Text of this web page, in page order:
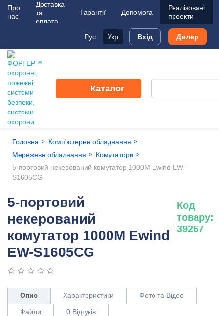
Про
нас
Доставка
та
оплата
Гарантії Допомога
Реалізовані
проекти
Рус Укр Вхід Дилер
Каталог
Головна
Комп'ютерне обладнання
Мережеве обладнання
Комутатори
5-портовий некерований комутатор 1000M Ewind EW-
S1605CG
5-портовий
некерований
комутатор 1000M Ewind
EW-S1605CG
Код
товару:
39267
Опис Характеристики Фото та Відео
Файли 0 Відгуків